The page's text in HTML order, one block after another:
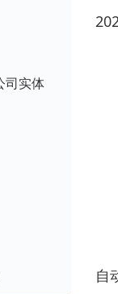
司实体
自